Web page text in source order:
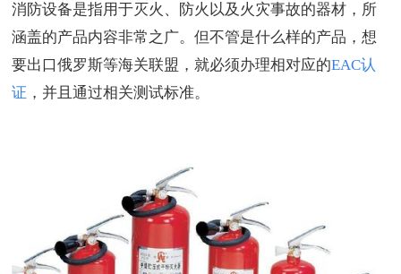
消防设备是指用于灭火、防火以及火灾事故的器材，所
涵盖的产品内容非常之广。但不管是什么样的产品，想
要出口俄罗斯等海关联盟，就必须办理相对应的EAC认
证 ，并且通过相关测试标准。